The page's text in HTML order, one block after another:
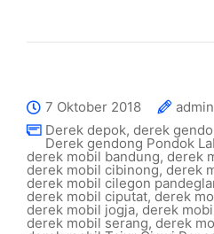
7 Oktober 2018
admin
Derek depok, derek
Derek gendong Pondok
derek mobil bandung, derek
derek mobil cibinong, derek
derek mobil cilegon
derek mobil ciputat, derek
derek mobil jogja, derek
derek mobil serang, derek